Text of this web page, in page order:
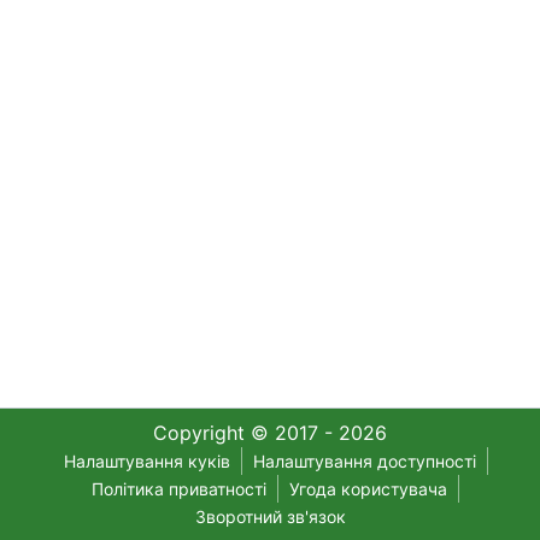
Copyright © 2017 - 2026
Налаштування куків
Налаштування доступності
Політика приватності
Угода користувача
Зворотний зв'язок